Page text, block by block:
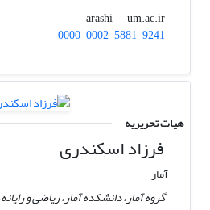
arashi
um.ac.ir
0000-0002-5881-9241
هیات تحریریه
فرزاد اسکندری
آمار
گروه آمار، دانشکده آمار، ریاضی و